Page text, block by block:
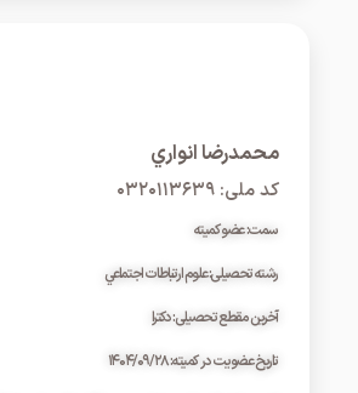
محمدرضا انواري
کد ملی: ۰۳۲۰۱۱۳۶۳۹
سمت: عضو کمیته
رشته تحصیلی: علوم ارتباطات اجتماعي
آخرین مقطع تحصیلی: دکترا
تاریخ عضویت در کمیته: ۱۴۰۴/۰۹/۲۸